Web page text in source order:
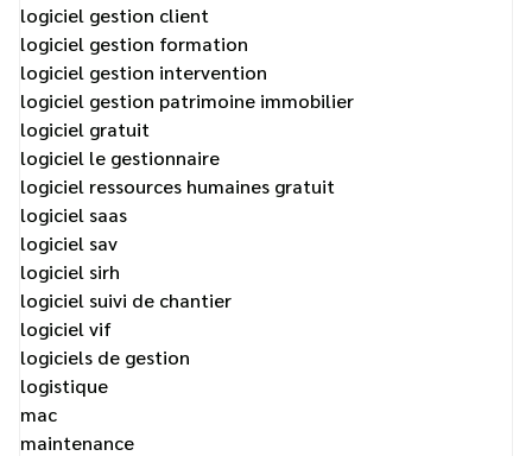
logiciel gestion client
logiciel gestion formation
logiciel gestion intervention
logiciel gestion patrimoine immobilier
logiciel gratuit
logiciel le gestionnaire
logiciel ressources humaines gratuit
logiciel saas
logiciel sav
logiciel sirh
logiciel suivi de chantier
logiciel vif
logiciels de gestion
logistique
mac
maintenance